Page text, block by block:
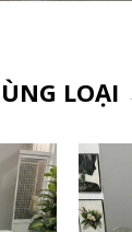
LOẠI